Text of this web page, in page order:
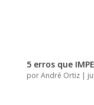
5 erros que
porAndré Ortiz|